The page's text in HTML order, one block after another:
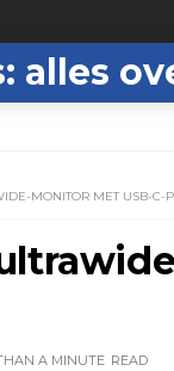
alles
MONITOR MET USB-C-
A MINUTE READ